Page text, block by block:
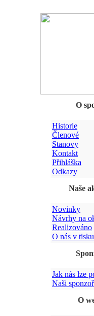
O
Historie
Členové
Stanovy
Kontakt
Přihláška
Odkazy
Naše
Novinky
Návrhy na
Realizováno
O nás v tisku
Jak nás lze
Naši
O